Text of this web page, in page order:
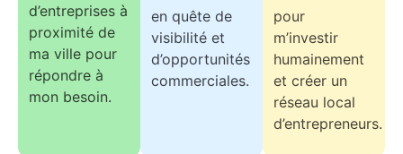
d’entreprises à
proximité de
ma ville pour
répondre à
mon besoin.
en quête de
visibilité et
d’opportunités
commerciales.
pour
m’investir
humainement
et créer un
réseau local
d’entrepreneurs.